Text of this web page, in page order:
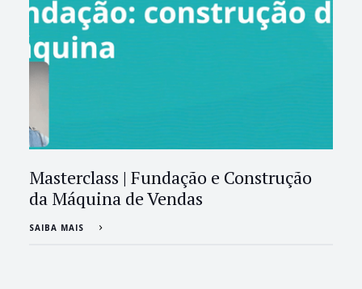
Masterclass | Fundação e Construção
da Máquina de Vendas
SAIBA MAIS